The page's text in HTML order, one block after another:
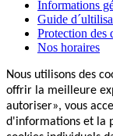
Informations
Guide
Protection des
Nos horaires
Nous utilisons des
offrir la meilleure
autoriser», vous
d'informations et la